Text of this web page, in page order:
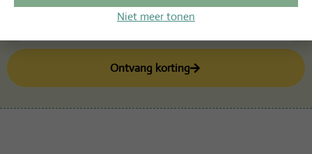
Ontvang korting
Niet meer tonen